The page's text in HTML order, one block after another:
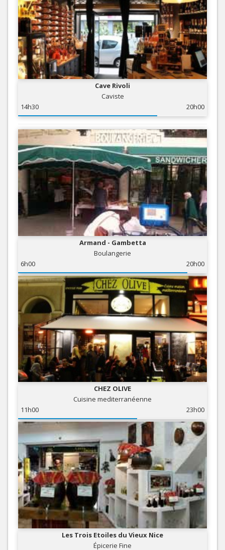
Cave Rivoli
Caviste
14h30
20h00
Armand - Gambetta
Boulangerie
6h00
20h00
CHEZ OLIVE
Cuisine mediterranéenne
11h00
23h00
Les Trois Etoiles du Vieux Nice
Épicerie Fine